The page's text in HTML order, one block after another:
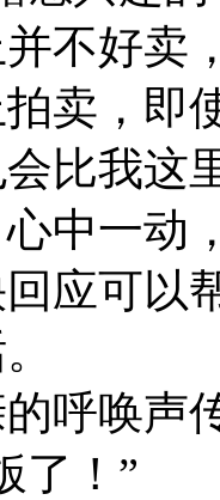
不好卖
卖，即
比我这
中一动
应可以
呼唤声
了！”